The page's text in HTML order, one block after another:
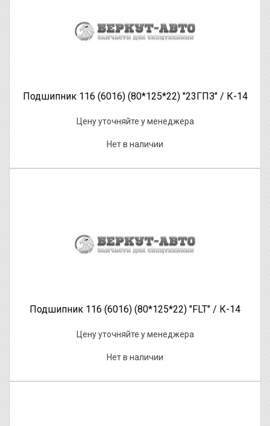
Подшипник 116 (6016) (80*125*22) "23ГПЗ" / К-14
Цену уточняйте у менеджера
Нет в наличии
Подшипник 116 (6016) (80*125*22) "FLT" / К-14
Цену уточняйте у менеджера
Нет в наличии